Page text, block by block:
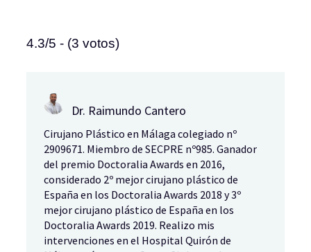
4.3/5 - (3 votos)
Dr. Raimundo Cantero
Cirujano Plástico en Málaga colegiado nº
2909671. Miembro de SECPRE nº985. Ganador
del premio Doctoralia Awards en 2016,
considerado 2º mejor cirujano plástico de
España en los Doctoralia Awards 2018 y 3º
mejor cirujano plástico de España en los
Doctoralia Awards 2019. Realizo mis
intervenciones en el Hospital Quirón de